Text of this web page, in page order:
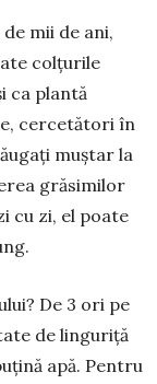
mii de ani,
colţurile
ca plantă
cercetă­tori în
muştar la
grăsimilor
cu zi, el poate
De 3 ori pe
de lin­guriţă
apă. Pentru